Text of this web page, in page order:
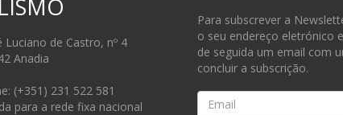
Luciano de Castro, nº 4
Anadia
(+351) 231 522 581
para a rede fixa nacional
Para subscrever a
o seu endereço eletrónico
de seguida um email com
concluir a subscrição.
Email